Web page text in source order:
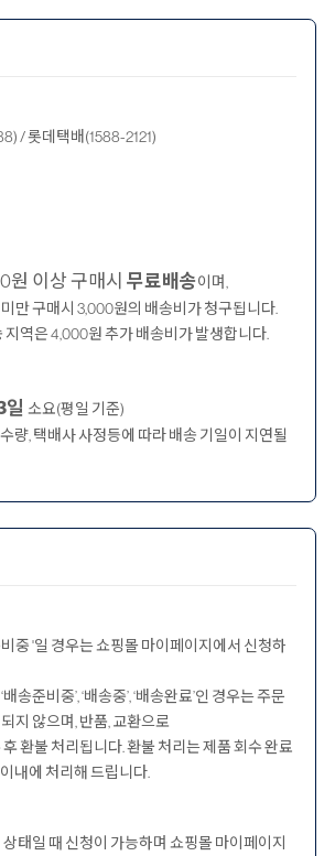
/ 롯데택배(1588-2121)
원 이상 구매시 무료배송이며,
만 구매시 3,000원의 배송비가 청구됩니다.
지역은 4,000원 추가 배송비가 발생합니다.
일 소요(평일 기준)
량, 택배사 사정등에 따라 배송 기일이 지연될
중 '일 경우는 쇼핑몰 마이페이지에서 신청하
송준비중’, ‘배송중’, ‘배송완료’인 경우는 주문
지 않으며, 반품, 교환으로
환불 처리됩니다. 환불 처리는 제품 회수 완료
내에 처리해 드립니다.
태일 때 신청이 가능하며 쇼핑몰 마이페이지